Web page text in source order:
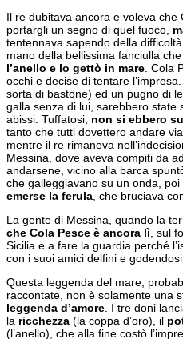
Il re dubitava ancora e voleva
portargli un segno di quel fuoco,
tentennava sapendo della
mano della bellissima fanciulla
l’anello e lo gettò in mare . Cola
occhi e decise di tentare
sorta di bastone) ed un pugno di
galla senza di lui, sarebbero state
abissi. Tuffatosi, non si ebbero
tanto che tutti dovettero andare
mentre il re rimaneva
Messina, dove aveva compiti da
andarsene, vicino alla barca
che galleggiavano su un onda,
emerse la ferula , che bruciava
La gente di Messina, quando la
che Cola Pesce è ancora lì , sul
Sicilia e a fare la guardia perché
con i suoi amici delfini e
Questa leggenda del mare,
raccontate, non è solamente una
leggenda d’amore . I tre doni
la ricchezza (la coppa d’oro), il
(l’anello), che alla fine costò